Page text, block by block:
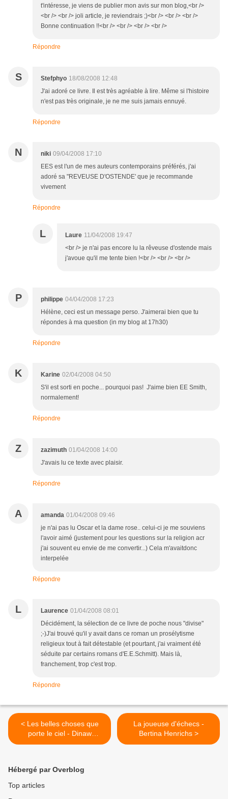
t'intéresse, je viens de publier mon avis sur mon blog,<br />
<br /> <br /> joli article, je reviendrais ;)<br /> <br /> <br />
Bonne continuation !!<br /> <br /> <br /> <br />
Répondre
S Stefphyo 18/08/2008 12:48
J'ai adoré ce livre. Il est très agréable à lire. Même si l'histoire
n'est pas très originale, je ne me suis jamais ennuyé.
Répondre
N niki 09/04/2008 17:10
EES est l'un de mes auteurs contemporains préférés, j'ai
adoré sa "REVEUSE D'OSTENDE' que je recommande
vivement
Répondre
L Laure 11/04/2008 19:47
<br /> je n'ai pas encore lu la rêveuse d'ostende mais
j'avoue qu'il me tente bien !<br /> <br /> <br />
P philippe 04/04/2008 17:23
Hélène, ceci est un message perso. J'aimerai bien que tu
répondes à ma question (in my blog at 17h30)
Répondre
K Karine 02/04/2008 04:50
S'il est sorti en poche... pourquoi pas! J'aime bien EE Smith,
normalement!
Répondre
Z zazimuth 01/04/2008 14:00
J'avais lu ce texte avec plaisir.
Répondre
A amanda 01/04/2008 09:46
je n'ai pas lu Oscar et la dame rose.. celui-ci je me souviens
l'avoir aimé (justement pour les questions sur la religion acr
j'ai souvent eu envie de me convertir...) Cela m'avaitdonc
interpelée
Répondre
L Laurence 01/04/2008 08:01
Décidément, la sélection de ce livre de poche nous "divise"
;-)J'ai trouvé qu'il y avait dans ce roman un prosélytisme
religieux tout à fait détestable (et pourtant, j'ai vraiment été
séduite par certains romans d'E.E.Schmitt). Mais là,
franchement, trop c'est trop.
Répondre
< Les belles choses que
porte le ciel - Dinaw
Mengestu
La joueuse d'échecs -
Bertina Henrichs >
Hébergé par Overblog
Top articles